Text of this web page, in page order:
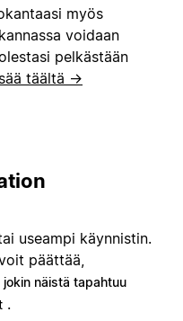
myös
voidaan
pelkästään
täältä →
useampi käynnistin.
päättää,
jokin näistä tapahtuu
.